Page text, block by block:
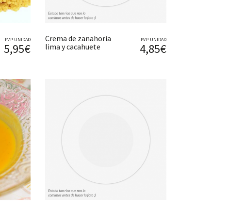
P.V.P. UNIDAD
5,95€
Crema de zanahoria
lima y cacahuete
P.V.P. UNIDAD
4,85€